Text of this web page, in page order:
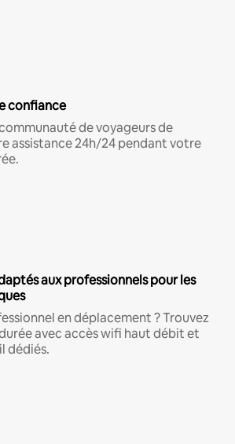
confiance
de voyageurs de
assistance 24h/24 pendant votre
aux professionnels pour les
en déplacement ? Trouvez
avec accès wifi haut débit et
dédiés.